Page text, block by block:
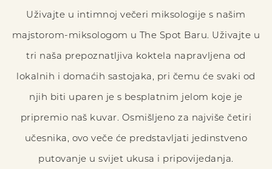
Uživajte u intimnoj večeri miksologije s našim
majstorom-miksologom u The Spot Baru. Uživajte u
tri naša prepoznatljiva koktela napravljena od
lokalnih i domaćih sastojaka, pri čemu će svaki od
njih biti uparen je s besplatnim jelom koje je
pripremio naš kuvar. Osmišljeno za najviše četiri
učesnika, ovo veče će predstavljati jedinstveno
putovanje u svijet ukusa i pripovijedanja.